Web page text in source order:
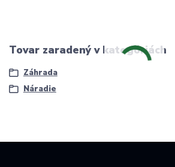
Tovar zaradený v kategóriách
Záhrada
Náradie